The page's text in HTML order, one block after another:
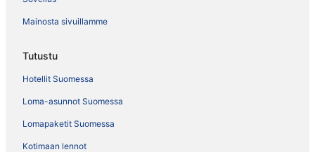
Mainosta sivuillamme
Tutustu
Hotellit Suomessa
Loma-asunnot Suomessa
Lomapaketit Suomessa
Kotimaan lennot